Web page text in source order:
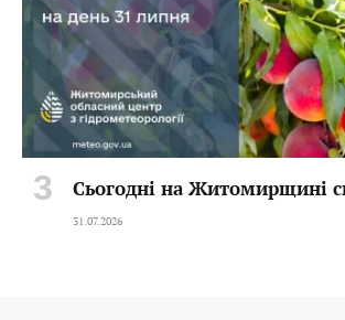
Сьогодні на Житомирщині
31.07.2026